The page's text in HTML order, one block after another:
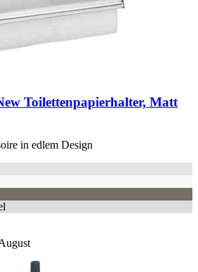
Toilettenpapierhalter, Matt
in edlem Design